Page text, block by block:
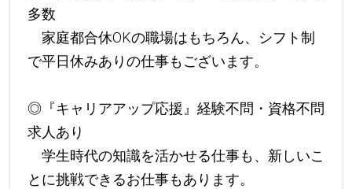
多数
家庭都合休OKの職場はもちろん、シフト制
で平日休みありの仕事もございます。
◎『キャリアアップ応援』経験不問・資格不問
求人あり
学生時代の知識を活かせる仕事も、新しいこ
とに挑戦できるお仕事もあります。